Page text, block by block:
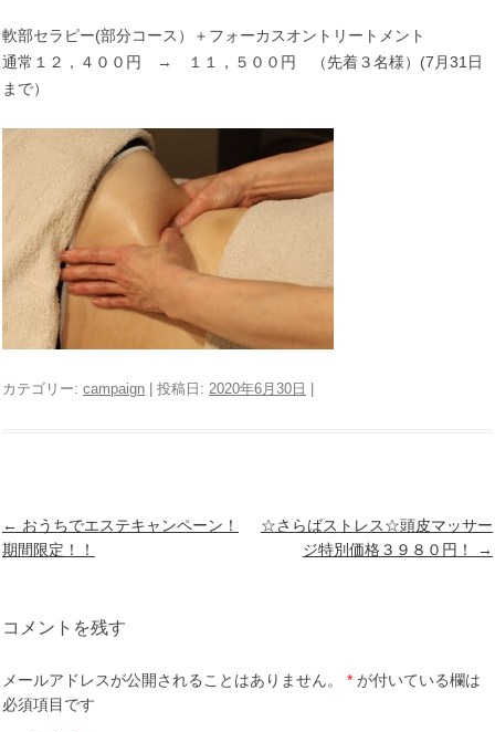
軟部セラピー(部分コース）＋フォーカスオントリートメント
通常１２，４００円 → １１，５００円 （先着３名様）(7月31日
まで）
カテゴリー: campaign | 投稿日: 2020年6月30日
投
稿
ゲ
シ
ョ
← おうちでエステキャンペーン！
期間限定！！
☆さらばストレス☆頭皮マッサー
ジ特別価格３９８０円！
→
コメントを残す
メールアドレスが公開されることはありません。 * が付いている欄は
必須項目です